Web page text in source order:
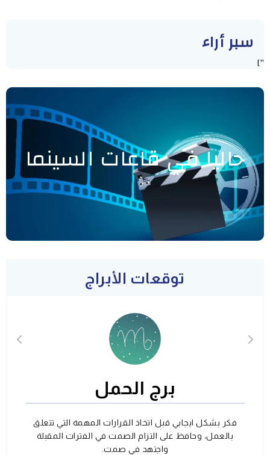
سبر أراء
"]
حاليا في قاعات السينما
توقعات الأبراج
برج الحمل
فكر بشكل ايجابي قبل اتخاذ القرارات المهمة التي تتعلق
بالعمل، وحافظ على التزام الصمت في الفترات المقبلة
واجتهد في صمت.